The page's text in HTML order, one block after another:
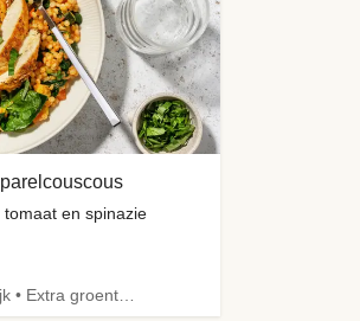
en spinazie
Familie • Eiwitrijk • Extra groente • Verbeterd ingrediënt